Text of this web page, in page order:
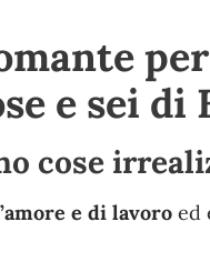
e sei di
cose
e di lavoro ed